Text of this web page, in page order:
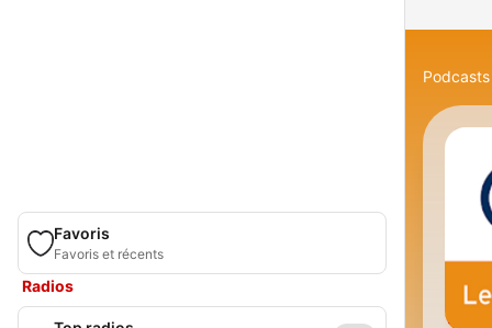
Favoris
Favoris et récents
Radios
Podcasts